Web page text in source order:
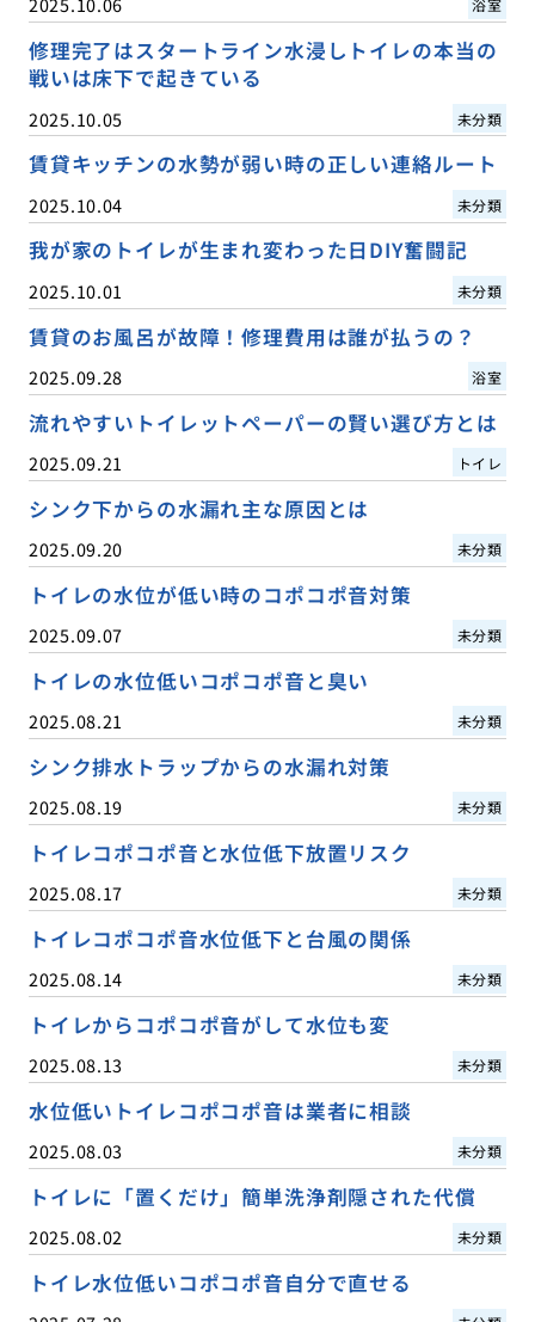
浴室
修理完了はスタートライン水浸しトイレの本当の
戦いは床下で起きている
2025.10.05 未分類
賃貸キッチンの水勢が弱い時の正しい連絡ルート
2025.10.04 未分類
我が家のトイレが生まれ変わった日DIY奮闘記
2025.10.01 未分類
賃貸のお風呂が故障！修理費用は誰が払うの？
2025.09.28 浴室
流れやすいトイレットペーパーの賢い選び方とは
2025.09.21 トイレ
シンク下からの水漏れ主な原因とは
2025.09.20 未分類
トイレの水位が低い時のコポコポ音対策
2025.09.07 未分類
トイレの水位低いコポコポ音と臭い
2025.08.21 未分類
シンク排水トラップからの水漏れ対策
2025.08.19 未分類
トイレコポコポ音と水位低下放置リスク
2025.08.17 未分類
トイレコポコポ音水位低下と台風の関係
2025.08.14 未分類
トイレからコポコポ音がして水位も変
2025.08.13 未分類
水位低いトイレコポコポ音は業者に相談
2025.08.03 未分類
トイレに「置くだけ」簡単洗浄剤隠された代償
2025.08.02 未分類
トイレ水位低いコポコポ音自分で直せる